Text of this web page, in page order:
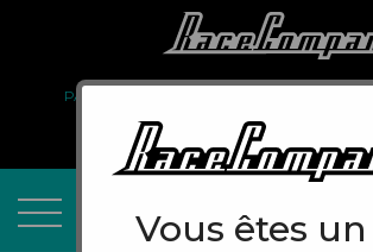
PARTENARIAT
À
COMPTE PRO
Vous êtes un